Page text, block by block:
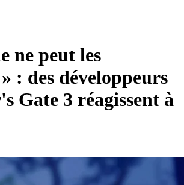
ne peut les
: des développeurs
Gate 3 réagissent à